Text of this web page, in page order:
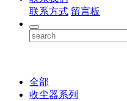
联系方式 留言板
全部
收尘器系列